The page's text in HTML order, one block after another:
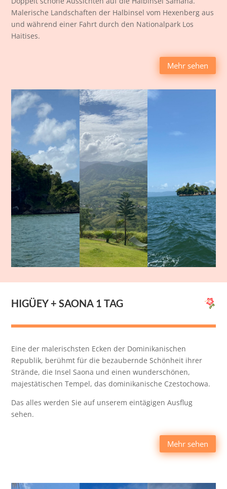
Malerische Landschaften der Halbinsel vom Hexenberg aus
und während einer Fahrt durch den Nationalpark Los
Haitises.
Mehr sehen
HIGÜEY + SAONA 1 TAG
Eine der malerischsten Ecken der Dominikanischen
Republik, berühmt für die bezaubernde Schönheit ihrer
Strände, die Insel Saona und einen wunderschönen,
majestätischen Tempel, das dominikanische Czestochowa.
Das alles werden Sie auf unserem eintägigen Ausflug
sehen.
Mehr sehen